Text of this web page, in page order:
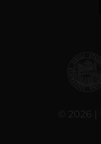
© 2026